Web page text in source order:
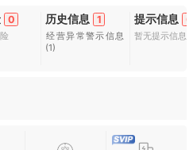
0 历史信息 1
经营异常警示信息
(1)
提示信息 0
暂无提示信息